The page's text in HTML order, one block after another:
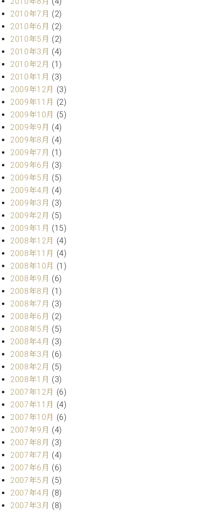
2010年7月 (2)
2010年6月 (2)
2010年5月 (2)
2010年3月 (4)
2010年2月 (1)
2010年1月 (3)
2009年12月 (3)
2009年11月 (2)
2009年10月 (5)
2009年9月 (4)
2009年8月 (4)
2009年7月 (1)
2009年6月 (3)
2009年5月 (5)
2009年4月 (4)
2009年3月 (3)
2009年2月 (5)
2009年1月 (15)
2008年12月 (4)
2008年11月 (4)
2008年10月 (1)
2008年9月 (6)
2008年8月 (1)
2008年7月 (3)
2008年6月 (2)
2008年5月 (5)
2008年4月 (3)
2008年3月 (6)
2008年2月 (5)
2008年1月 (3)
2007年12月 (6)
2007年11月 (4)
2007年10月 (6)
2007年9月 (4)
2007年8月 (3)
2007年7月 (4)
2007年6月 (6)
2007年5月 (5)
2007年4月 (8)
2007年3月 (8)